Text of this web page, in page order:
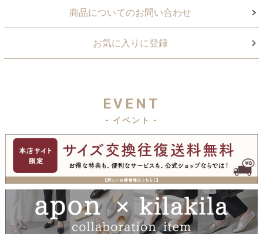
商品についてのお問い合わせ
お気に入りに登録
EVENT
- イベント -